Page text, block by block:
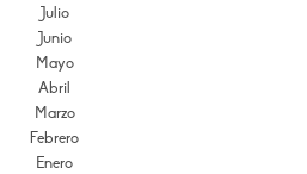
Julio
Junio
Mayo
Abril
Marzo
Febrero
Enero